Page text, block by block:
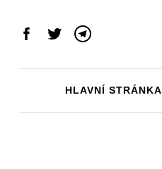
Facebook
TwitterTelegram
HLAVNÍ STRÁNKA